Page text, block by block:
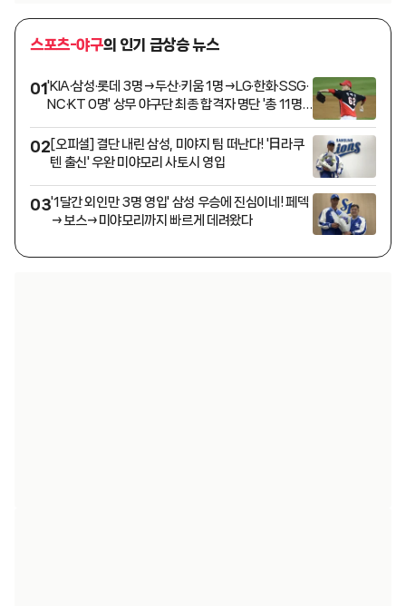
스포츠-야구의 인기 급상승 뉴스
01'KIA·삼성·롯데 3명→두산·키움 1명→LG·한화·SSG·
NC·KT 0명' 상무 야구단 최종 합격자 명단 '총 11명'
02[오피셜] 결단 내린 삼성, 미야지 팀 떠난다! '日라쿠
텐 출신' 우완 미야모리 사토시 영입
03'1달간 외인만 3명 영입' 삼성 우승에 진심이네! 페덱
→보스→미야모리까지 빠르게 데려왔다